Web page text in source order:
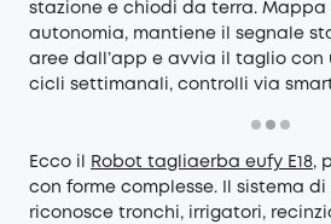
stazione e chiodi da terra. Mappa
autonomia, mantiene il segnale
aree dall’app e avvia il taglio con
cicli settimanali, controlli via
Ecco il Robot tagliaerba eufy E18,
con forme complesse. Il sistema di
riconosce tronchi, irrigatori,